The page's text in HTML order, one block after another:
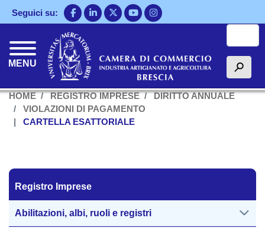
Salta
al
Seguici su:
MENU h
HOME REGISTRO IMPRESE
DIRITTO ANNUALE
VIOLAZIONI DI PAGAMENTO
CARTELLA ESATTORIALE
Registro Imprese
Registro Imprese
Abilitazioni, albi, ruoli e registri